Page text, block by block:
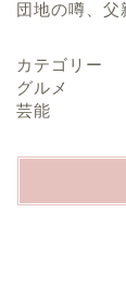
団地の噂、父
カテゴリー
グルメ
芸能